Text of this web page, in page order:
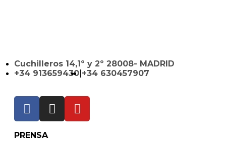
Cuchilleros 14,1º y 2º 28008- MADRID
+34 913659430 +34 630457907
PRENSA